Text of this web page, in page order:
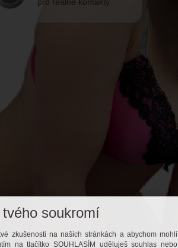
pro reálné kontakty
soukromí
zkušenosti na našich stránkách a abychom mohli
na tlačítko SOUHLASÍM uděluješ souhlas nebo